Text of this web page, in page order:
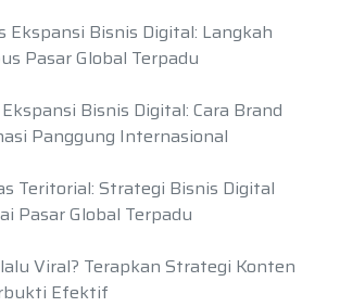
Ekspansi Bisnis Digital: Langkah
Pasar Global Terpadu
Bisnis Digital: Cara Brand
Panggung Internasional
Teritorial: Strategi Bisnis Digital
Pasar Global Terpadu
Viral? Terapkan Strategi Konten
Efektif